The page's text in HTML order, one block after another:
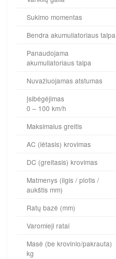
Sukimo momentas
Bendra akumuliatoriaus talpa
Panaudojama
akumuliatoriaus talpa
Nuvažiuojamas atstumas
Įsibėgėjimas
0 – 100 km/h
Maksimalus greitis
AC (lėtasis) krovimas
DC (greitasis) krovimas
Matmenys (ilgis / plotis /
aukštis mm)
Ratų bazė (mm)
Varomieji ratai
Masė (be krovinio/pakrauta)
kg